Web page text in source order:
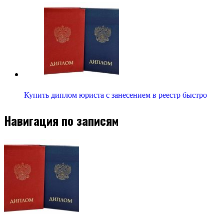
Купить диплом юриста с занесением в реестр быстро
Навигация по записям